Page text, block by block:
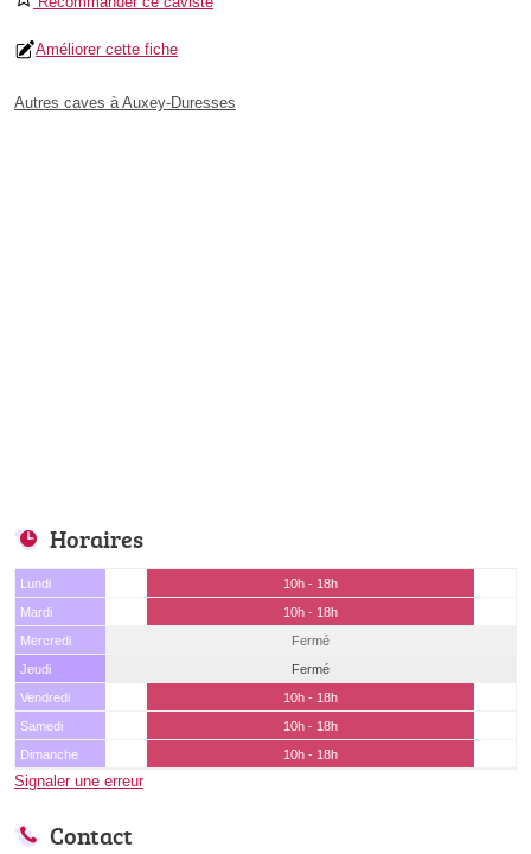
Améliorer cette fiche
Autres caves à Auxey-Duresses
Horaires
Lundi
10h - 18h
Mardi
10h - 18h
Mercredi
Fermé
Jeudi
Fermé
Vendredi
10h - 18h
Samedi
10h - 18h
Dimanche
10h - 18h
Signaler une erreur
Contact